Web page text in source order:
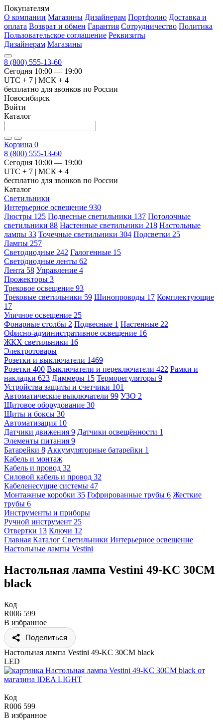
Покупателям
О компании Магазины Дизайнерам Портфолио Доставка и
оплата Возврат и обмен Гарантия Сотрудничество Политика
Пользовательское соглашение Реквизиты
Дизайнерам Магазины
8 (800) 555-13-60
Сегодня 10:00 — 19:00
UTC + 7 | МСК + 4
бесплатно для звонков по России
Новосибирск
Войти
Каталог
Корзина 0
8 (800) 555-13-60
Сегодня 10:00 — 19:00
UTC + 7 | МСК + 4
бесплатно для звонков по России
Каталог
Светильники
Интерьерное освещение 930
Люстры 125 Подвесные светильники 137 Потолочные
светильники 88 Настенные светильники 218 Настольные
лампы 33 Точечные светильники 304 Подсветки 25
Лампы 257
Светодиодные 242 Галогенные 15
Светодиодные ленты 62
Лента 58 Управление 4
Прожекторы 3
Трековое освещение 93
Трековые светильники 59 Шинопроводы 17 Комплектующие
17
Уличное освещение 25
Фонарные столбы 2 Подвесные 1 Настенные 22
Офисно-административное освещение 16
ЖКХ светильники 16
Электротовары
Розетки и выключатели 1469
Розетки 400 Выключатели и переключатели 422 Рамки и
накладки 623 Диммеры 15 Терморегуляторы 9
Устройства защиты и счетчики 101
Автоматические выключатели 99 УЗО 2
Щитовое оборудование 30
Щиты и боксы 30
Автоматизация 10
Датчики движения 9 Датчики освещённости 1
Элементы питания 9
Батарейки 8 Аккумуляторные батарейки 1
Кабель и монтаж
Кабель и провод 32
Силовой кабель и провод 32
Кабеленесущие системы 47
Монтажные коробки 35 Гофрированные трубы 6 Жесткие
трубы 6
Инструменты и приборы
Ручной инструмент 25
Отвертки 13 Ключи 12
Главная Каталог Светильники Интерьерное освещение
Настольные лампы Vestini
Настольная лампа Vestini 49-KC 30CM
black
Код
R006 599
В избранное
Поделиться
Настольная лампа Vestini 49-KC 30CM black
LED
Код
R006 599
В избранное